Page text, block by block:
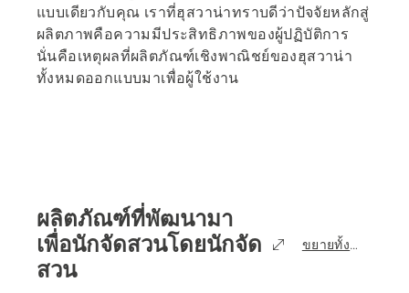
แบบเดียวกับคุณ เราที่ฮุสวาน่าทราบดีว่าปัจจัยหลักสู่
ผลิตภาพคือความมีประสิทธิภาพของผู้ปฏิบัติการ
นั่นคือเหตุผลที่ผลิตภัณฑ์เชิงพาณิชย์ของฮุสวาน่า
ทั้งหมดออกแบบมาเพื่อผู้ใช้งาน
ผลิตภัณฑ์ที่พัฒนามา
เพื่อนักจัดสวนโดยนักจัด
สวน
ขยายทั้งหมด